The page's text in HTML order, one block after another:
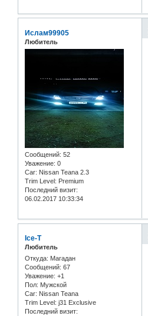
Ислам99905
Любитель
Сообщений: 52
Уважение: 0
Car: Nissan Teana 2.3
Trim Level: Premium
Последний визит:
06.02.2017 10:33:34
Ice-T
Любитель
Откуда: Магадан
Сообщений: 67
Уважение: +1
Пол: Мужской
Car: Nissan Teana
Trim Level: j31 Exclusive
Последний визит: